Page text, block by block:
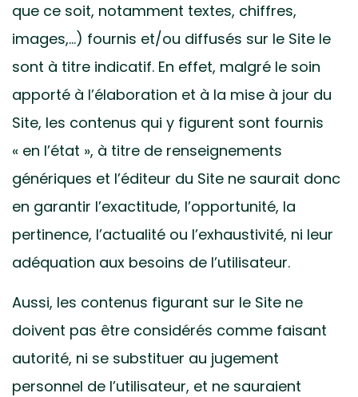
que ce soit, notamment textes, chiffres,
images,…) fournis et/ou diffusés sur le Site le
sont à titre indicatif. En effet, malgré le soin
apporté à l’élaboration et à la mise à jour du
Site, les contenus qui y figurent sont fournis
« en l’état », à titre de renseignements
génériques et l’éditeur du Site ne saurait donc
en garantir l’exactitude, l’opportunité, la
pertinence, l’actualité ou l’exhaustivité, ni leur
adéquation aux besoins de l’utilisateur.
Aussi, les contenus figurant sur le Site ne
doivent pas être considérés comme faisant
autorité, ni se substituer au jugement
personnel de l’utilisateur, et ne sauraient